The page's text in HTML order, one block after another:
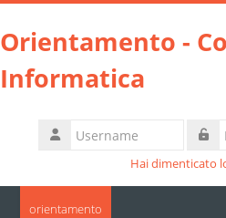
Orientamento -
Informatica
Username
Hai dimenticato
orientamento